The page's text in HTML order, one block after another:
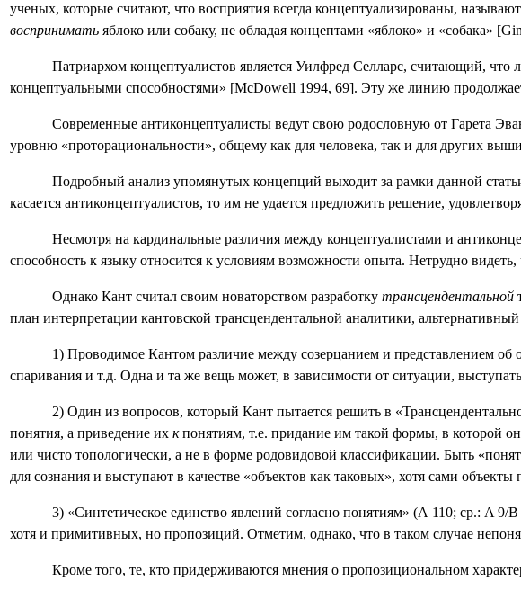
ученых, которые считают, что восприятия всегда концептуализированы,
воспринимать яблоко или собаку, не обладая концептами «яблоко» и «собака» [
Патриархом концептуалистов является Уилфред Селларс, считающий, что
концептуальными способностями» [McDowell 1994, 69]. Эту же линию
Современные антиконцептуалисты ведут свою родословную от Гарета
уровню «проторациональности», общему как для человека, так и для других
Подробный анализ упомянутых концепций выходит за рамки данной
касается антиконцептуалистов, то им не удается предложить решение,
Несмотря на кардинальные различия между концептуалистами и
способность к языку относится к условиям возможности опыта. Нетрудно
Однако Кант считал своим новаторством разработкутрансцендентальной
план интерпретации кантовской трансцендентальной аналитики,
1) Проводимое Кантом различие между созерцанием и представлением об
спаривания и т.д. Одна и та же вещь может, в зависимости от ситуации,
2) Один из вопросов, который Кант пытается решить в
понятия, а приведение их кпонятиям, т.е. придание им такой формы, в которой
или чисто топологически, а не в форме родовидовой классификации. Быть
для сознания и выступают в качестве «объектов как таковых», хотя сами
3) «Синтетическое единство явлений согласно понятиям» (А 110; ср.: A 9/B
хотя и примитивных, но пропозиций. Отметим, однако, что в таком случае
Кроме того, те, кто придерживаются мнения о пропозициональном